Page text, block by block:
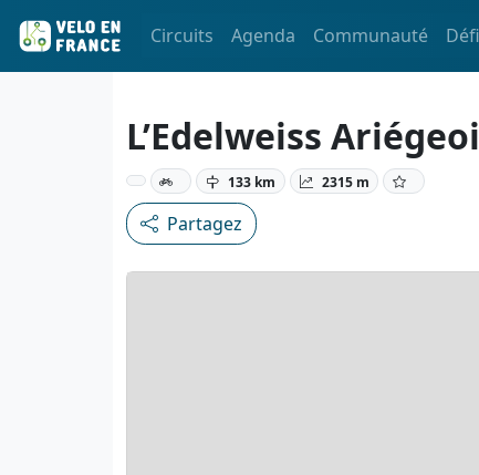
Circuits Agenda Communauté
L’Edelweiss
133 km 2315 m
Partagez